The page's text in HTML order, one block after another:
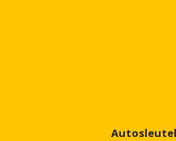
Autosleutel